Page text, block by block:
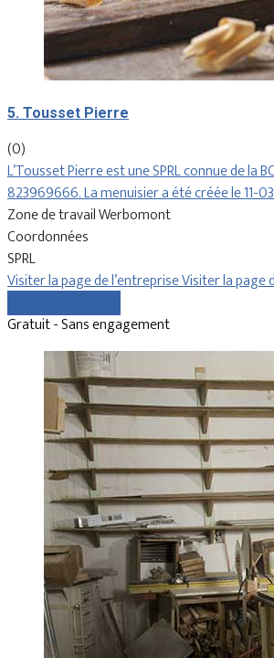
5. Tousset Pierre
(0)
L’Tousset Pierre est une SPRL connue de la
823969666. La menuisier a été créée le 11-
Zone de travail Werbomont
Coordonnées
SPRL
Visiter la page de l’entrepriseVisiter la page
Gratuit - Sans engagement